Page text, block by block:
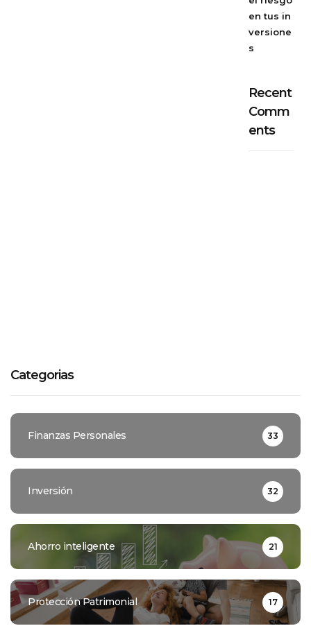
en tus in
versione
s
Recent
Comm
ents
Categorias
Finanzas Personales 33
Inversión 32
Ahorro inteligente 21
Protección Patrimonial 17